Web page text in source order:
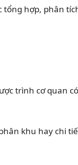
tổng hợp, phân
trình cơ quan
khu hay chi